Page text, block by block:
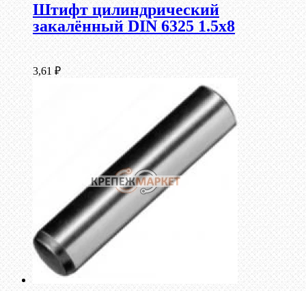
Штифт цилиндрический
закалённый DIN 6325 1.5х8
3,61 ₽